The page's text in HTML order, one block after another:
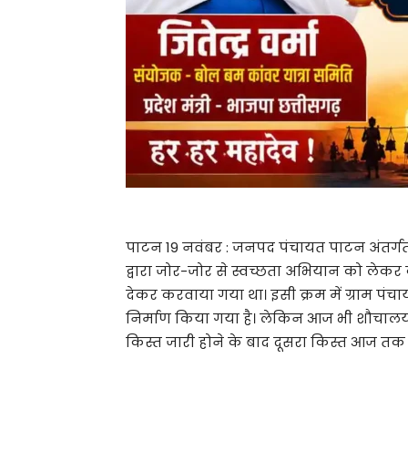
पाटन 19 नवंबर : जनपद पंचायत पाटन
द्वारा जोर-जोर से स्वच्छता अभियान को
देकर करवाया गया था। इसी क्रम में ग्राम
निर्माण किया गया है। लेकिन आज भी
किस्त जारी होने के बाद दूसरा किस्त आज तक